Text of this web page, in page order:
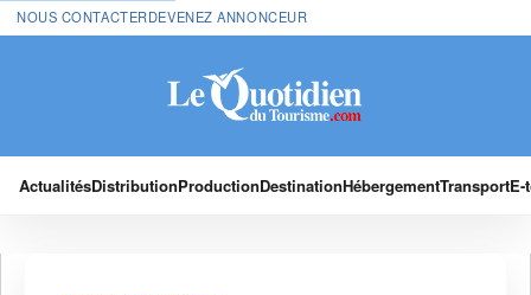
NOUS CONTACTERDEVENEZ ANNONCEUR
ActualitésDistributionProductionDestinationHébergementTransport